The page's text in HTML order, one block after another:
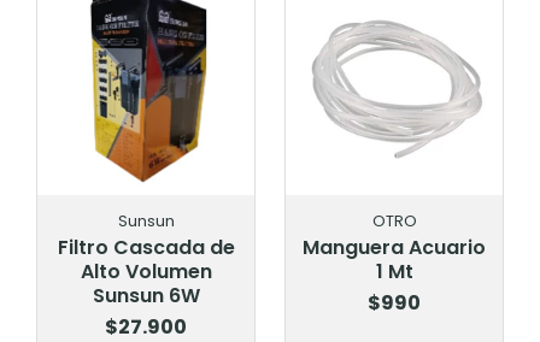
Sunsun
Filtro Cascada de
Alto Volumen
Sunsun 6W
$27.900
OTRO
Manguera Acuario
1 Mt
$990